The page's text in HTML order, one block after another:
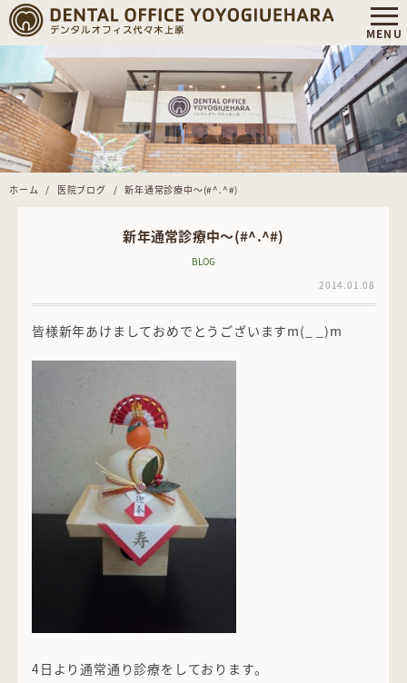
ホーム 医院ブログ 新年通常診療中～(#^.^#)
新年通常診療中～(#^.^#)
BLOG
2014.01.08
皆様新年あけましておめでとうございますm(_ _)m
4日より通常通り診療をしております。